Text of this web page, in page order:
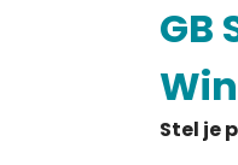
GB